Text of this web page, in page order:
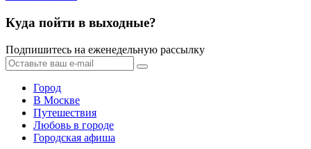
Куда пойти в выходные?
Подпишитесь на еженедельную рассылку
Город
В Москве
Путешествия
Любовь в городе
Городская афиша